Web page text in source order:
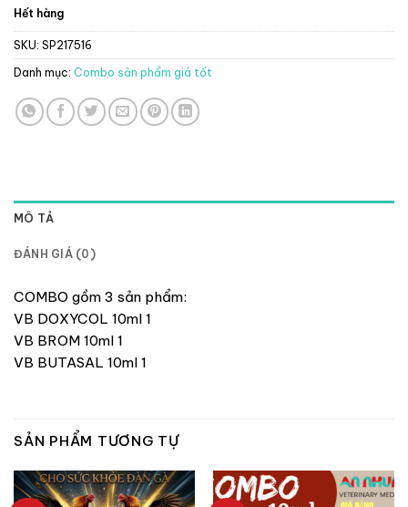
là: tại
49.500 ₫.
Hết hàng
SKU: SP217516
Danh mục: Combo sản phẩm giá tốt
MÔ TẢ
ĐÁNH GIÁ (0)
COMBO gồm 3 sản phẩm:
VB DOXYCOL 10ml 1
VB BROM 10ml 1
VB BUTASAL 10ml 1
SẢN PHẨM TƯƠNG TỰ